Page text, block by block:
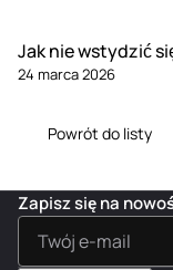
Jak nie wstydzić
24 marca 2026
Powrót do listy
Zapisz się na